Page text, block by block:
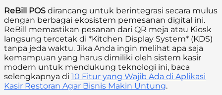
ReBill POS dirancang untuk berintegrasi secara mulus
dengan berbagai ekosistem pemesanan digital ini.
ReBill memastikan pesanan dari QR meja atau Kiosk
langsung tercetak di *Kitchen Display System* (KDS)
tanpa jeda waktu. Jika Anda ingin melihat apa saja
kemampuan yang harus dimiliki oleh sistem kasir
modern untuk mendukung teknologi ini, baca
selengkapnya di 10 Fitur yang Wajib Ada di Aplikasi
Kasir Restoran Agar Bisnis Makin Untung.